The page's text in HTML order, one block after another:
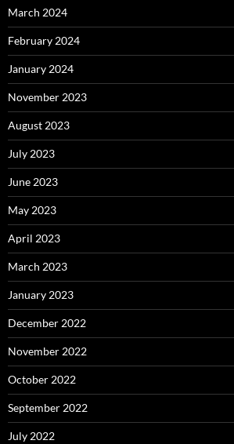
March 2024
February 2024
January 2024
November 2023
August 2023
July 2023
June 2023
May 2023
April 2023
March 2023
January 2023
December 2022
November 2022
October 2022
September 2022
July 2022